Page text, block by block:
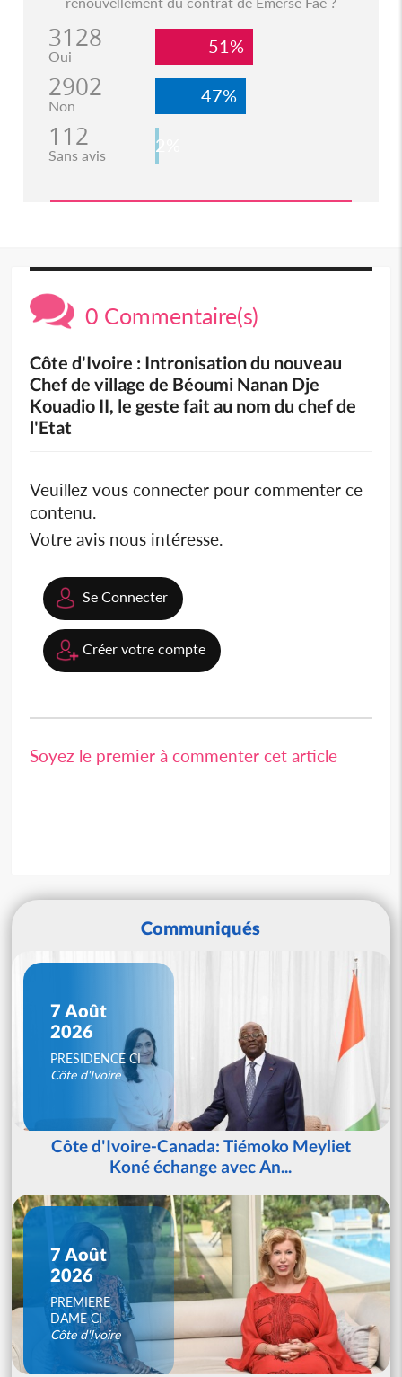
3128
Oui 51%
2902
Non 47%
112
Sans avis 2%
0 Commentaire(s)
Côte d'Ivoire : Intronisation du nouveau
Chef de village de Béoumi Nanan Dje
Kouadio II, le geste fait au nom du chef de
l'Etat
Veuillez vous connecter pour commenter ce
contenu.
Votre avis nous intéresse.
Se Connecter
Créer votre compte
Soyez le premier à commenter cet article
Communiqués
7 Août
2026
PRESIDENCE CI
Côte d'Ivoire
Côte d'Ivoire-Canada: Tiémoko Meyliet
Koné échange avec An...
7 Août
2026
PREMIERE
DAME CI
Côte d'Ivoire